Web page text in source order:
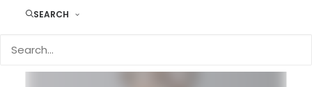
SEARCH